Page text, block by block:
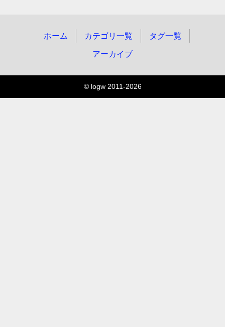
ホーム カテゴリ一覧 タグ一覧
アーカイブ
© logw 2011-2026